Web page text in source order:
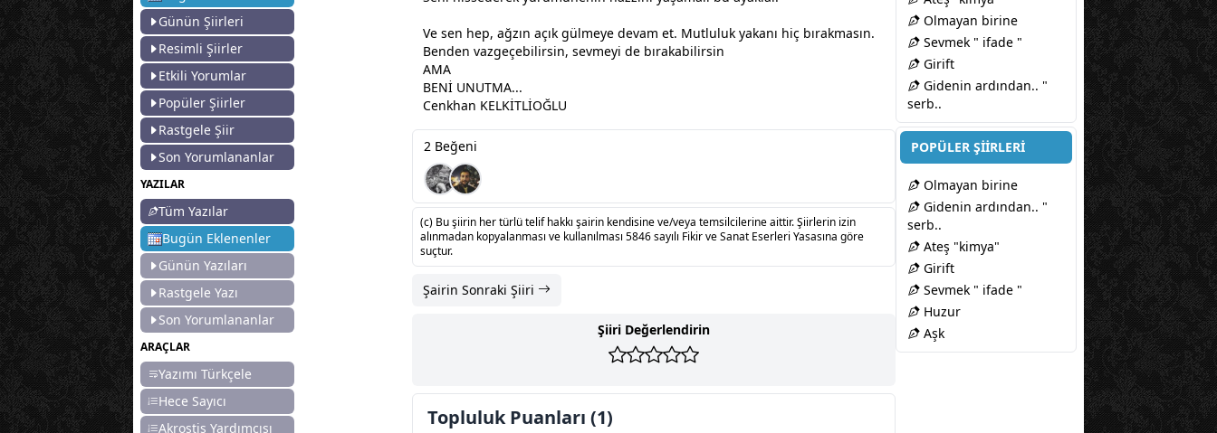
Günün Şiirleri
Resimli Şiirler
Etkili Yorumlar
Popüler Şiirler
Rastgele Şiir
Son Yorumlananlar
YAZILAR
Tüm Yazılar
Bugün Eklenenler
Günün Yazıları
Rastgele Yazı
Son Yorumlananlar
ARAÇLAR
Yazımı Türkçele
Hece Sayıcı
Akrostiş Yardımcısı
Ve sen hep, ağzın açık gülmeye devam et. Mutluluk yakanı hiç bırakmasın.
Benden vazgeçebilirsin, sevmeyi de bırakabilirsin
AMA
BENİ UNUTMA...
Cenkhan KELKİTLİOĞLU
2 Beğeni
(c) Bu şiirin her türlü telif hakkı şairin kendisine ve/veya temsilcilerine aittir. Şiirlerin izin
alınmadan kopyalanması ve kullanılması 5846 sayılı Fikir ve Sanat Eserleri Yasasına göre
suçtur.
Şairin Sonraki Şiiri
Şiiri Değerlendirin
Topluluk Puanları (1)
Olmayan birine
Sevmek " ifade "
Girift
Gidenin ardından.. "
serb..
POPÜLER ŞİİRLERİ
Olmayan birine
Gidenin ardından.. "
serb..
Ateş "kimya"
Girift
Sevmek " ifade "
Huzur
Aşk